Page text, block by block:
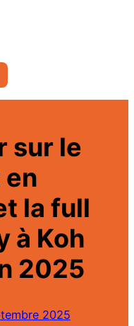
sur le
la full
à Koh
2025
2025